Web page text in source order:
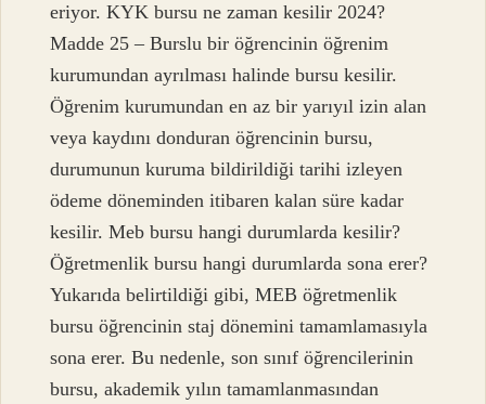
eriyor. KYK bursu ne zaman kesilir 2024?
Madde 25 – Burslu bir öğrencinin öğrenim
kurumundan ayrılması halinde bursu kesilir.
Öğrenim kurumundan en az bir yarıyıl izin alan
veya kaydını donduran öğrencinin bursu,
durumunun kuruma bildirildiği tarihi izleyen
ödeme döneminden itibaren kalan süre kadar
kesilir. Meb bursu hangi durumlarda kesilir?
Öğretmenlik bursu hangi durumlarda sona erer?
Yukarıda belirtildiği gibi, MEB öğretmenlik
bursu öğrencinin staj dönemini tamamlamasıyla
sona erer. Bu nedenle, son sınıf öğrencilerinin
bursu, akademik yılın tamamlanmasından